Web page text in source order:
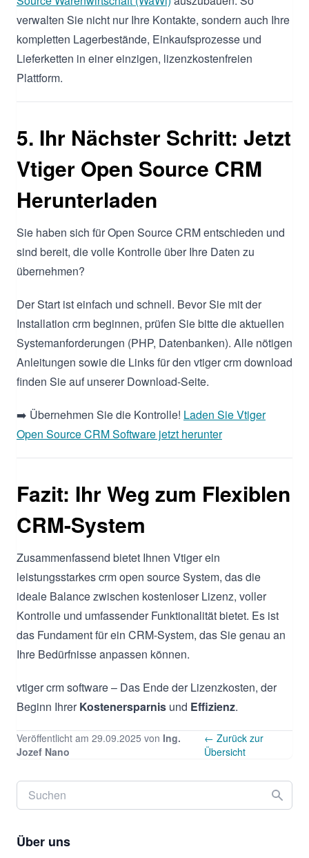
verwalten Sie nicht nur Ihre Kontakte, sondern auch Ihre
kompletten Lagerbestände, Einkaufsprozesse und
Lieferketten in einer einzigen, lizenzkostenfreien
Plattform.
5. Ihr Nächster Schritt: Jetzt
Vtiger Open Source CRM
Herunterladen
Sie haben sich für Open Source CRM entschieden und
sind bereit, die volle Kontrolle über Ihre Daten zu
übernehmen?
Der Start ist einfach und schnell. Bevor Sie mit der
Installation crm beginnen, prüfen Sie bitte die aktuellen
Systemanforderungen (PHP, Datenbanken). Alle nötigen
Anleitungen sowie die Links für den vtiger crm download
finden Sie auf unserer Download-Seite.
➡️ Übernehmen Sie die Kontrolle! Laden Sie Vtiger
Open Source CRM Software jetzt herunter
Fazit: Ihr Weg zum Flexiblen
CRM-System
Zusammenfassend bietet Ihnen Vtiger ein
leistungsstarkes crm open source System, das die
ideale Balance zwischen kostenloser Lizenz, voller
Kontrolle und umfassender Funktionalität bietet. Es ist
das Fundament für ein CRM-System, das Sie genau an
Ihre Bedürfnisse anpassen können.
vtiger crm software – Das Ende der Lizenzkosten, der
Beginn IhrerKostenersparnis und Effizienz.
Veröffentlicht am 29.09.2025 von Ing.
Jozef Nano
← Zurück zur
Übersicht
Über uns